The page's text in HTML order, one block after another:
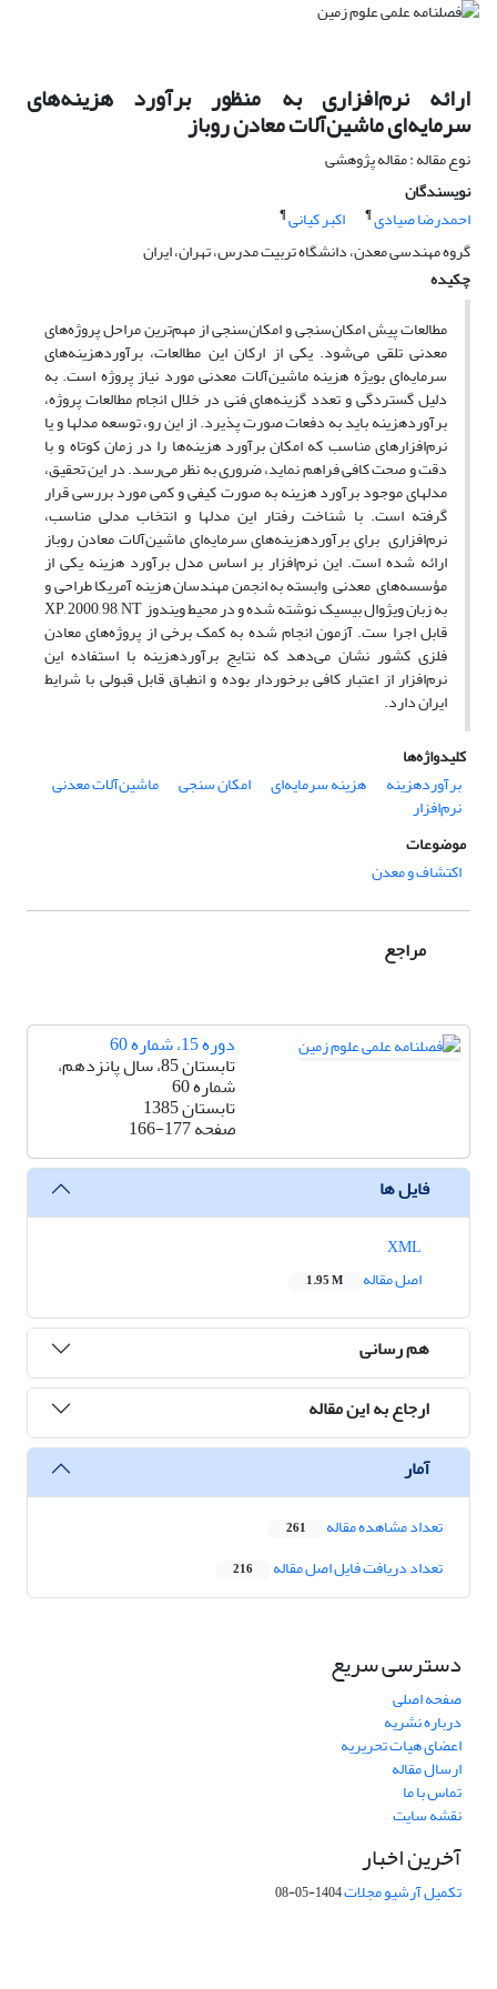
ارائه نرم‌افزاری به منظور برآورد هزینه‌های
سرمایه‌ای ماشین‌آلات معادن روباز
نوع مقاله : مقاله پژوهشی
نویسندگان
احمدرضا صیادی¶ اکبر کیانی¶
گروه مهندسی معدن، دانشگاه تربیت مدرس، تهران، ایران
چکیده
مطالعات پیش امکان‌سنجی و امکان‌سنجی از مهم‌ترین مراحل پروژه‌های
معدنی تلقی می‌شود. یکی از ارکان این مطالعات، برآوردهزینه‌های
سرمایه‌ای بویژه هزینه ماشین‌آلات معدنی مورد نیاز پروژه است. به
دلیل گستردگی و تعدد گزینه‌های فنی در خلال انجام مطالعات پروژه،
برآوردهزینه باید به دفعات صورت پذیرد. از این رو، توسعه مدلها و یا
نرم‌افزارهای مناسب که امکان برآورد هزینه‌ها را در زمان کوتاه و با
دقت و صحت کافی فراهم نماید، ضروری به نظر می‌رسد. در این تحقیق،
مدلهای موجود برآورد هزینه به صورت کیفی و کمی مورد بررسی قرار
‌گرفته است. با شناخت رفتار این مدلها و انتخاب مدلی مناسب،
نرم‌افزاری برای برآوردهزینه‌های سرمایه‌ای ماشین‌آلات معادن روباز
ارائه شده است. این نرم‌افزار بر اساس مدل برآورد هزینه یکی از
مؤسسه‌های معدنی وابسته به انجمن مهندسان هزینه آمریکا طراحی و
به زبان ویژوال بیسیک نوشته شده و در محیط ویندوز XP, 2000, 98, NT
قابل اجرا ست. آزمون انجام شده به کمک برخی از پروژه‌های معادن
فلزی کشور نشان می‌دهد که نتایج برآوردهزینه با استفاده این
نرم‌افزار از اعتبار کافی برخوردار بوده و انطباق قابل قبولی با شرایط
ایران دارد.
کلیدواژه‌ها
برآوردهزینه
هزینه سرمایه‌ای امکان سنجی ماشین‌آلات معدنی
نرم‌افزار
موضوعات
اکتشاف و معدن
مراجع
دوره 15، شماره 60
تابستان 85، سال پانزدهم،
شماره 60
تابستان 1385
صفحه166-177
فایل ها
اصل مقاله
1.95 M
هم رسانی
ارجاع به این مقاله
آمار
تعداد مشاهده مقاله 261
تعداد دریافت فایل اصل مقاله 216
دسترسی سریع
صفحه اصلی
درباره نشریه
اعضای هیات تحریریه
ارسال مقاله
تماس با ما
نقشه سایت
آخرین اخبار
تکمیل آرشیو مجلات1404-05-08